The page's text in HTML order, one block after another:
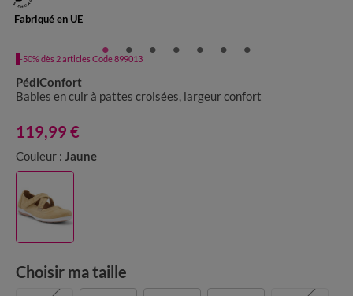
Fabriqué en UE
-50% dès 2 articles Code 899013
PédiConfort
Babies en cuir à pattes croisées, largeur confort
119,99 €
Couleur : Jaune
Choisir ma taille